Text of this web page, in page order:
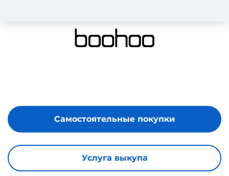
Услуга выкупа
Самостоятельные покупки